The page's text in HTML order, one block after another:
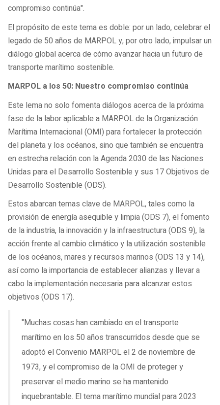
compromiso continúa".
El propósito de este tema es doble: por un lado, celebrar el
legado de 50 años de MARPOL y, por otro lado, impulsar un
diálogo global acerca de cómo avanzar hacia un futuro de
transporte marítimo sostenible.
MARPOL a los 50: Nuestro compromiso continúa
Este lema no solo fomenta diálogos acerca de la próxima
fase de la labor aplicable a MARPOL de la Organización
Marítima Internacional (OMI) para fortalecer la protección
del planeta y los océanos, sino que también se encuentra
en estrecha relación con la Agenda 2030 de las Naciones
Unidas para el Desarrollo Sostenible y sus 17 Objetivos de
Desarrollo Sostenible (ODS).
Estos abarcan temas clave de MARPOL, tales como la
provisión de energía asequible y limpia (ODS 7), el fomento
de la industria, la innovación y la infraestructura (ODS 9), la
acción frente al cambio climático y la utilización sostenible
de los océanos, mares y recursos marinos (ODS 13 y 14),
así como la importancia de establecer alianzas y llevar a
cabo la implementación necesaria para alcanzar estos
objetivos (ODS 17).
"Muchas cosas han cambiado en el transporte
marítimo en los 50 años transcurridos desde que se
adoptó el Convenio MARPOL el 2 de noviembre de
1973, y el compromiso de la OMI de proteger y
preservar el medio marino se ha mantenido
inquebrantable. El tema marítimo mundial para 2023